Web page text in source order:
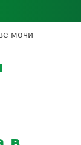
мер для
в
мочи